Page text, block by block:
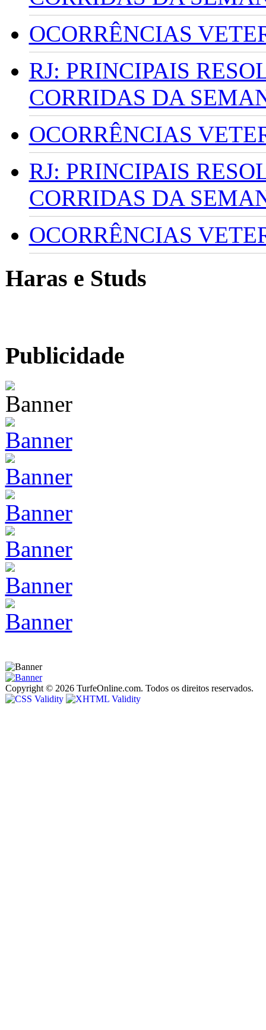
OCORRÊNCIAS
RJ: PRINCIPAIS
CORRIDAS DA
OCORRÊNCIAS
RJ: PRINCIPAIS
CORRIDAS DA
OCORRÊNCIAS
Haras e Studs
Publicidade
Copyright © 2026 TurfeOnline.com. Todos os direitos reservados.